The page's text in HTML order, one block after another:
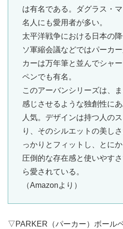
は有名である。ダグラス・
名人にも愛用者が多い。
太平洋戦争における日本の
ソ軍縮会議などではパーカ
カーは万年筆と並んでシャ
ペンでも有名。
このアーバンシリーズは、
感じさせるような独創性に
人気。デザインは持つ人の
り、そのシルエットの美し
っかりとフィットし、とに
圧倒的な存在感と使いやす
ら愛されている。
（Amazonより）
▽PARKER（パーカー）ボール